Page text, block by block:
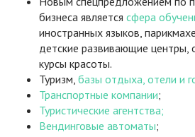
бизнеса является сфера
иностранных языков,
детские развивающие центры,
курсы красоты.
Туризм, базы отдыха, отели и
Транспортные компании;
Туристические агентства;
Вендинговые автоматы;